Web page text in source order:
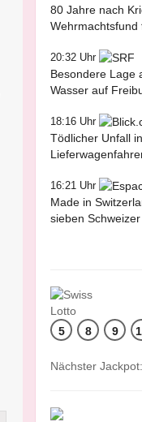
80 Jahre nach
Wehrmachtsfund
20:32 Uhr
Besondere Lage
Wasser auf
18:16 Uhr
Tödlicher Unfall
16:21 Uhr
Made in
sieben
5 8 9
Nächster